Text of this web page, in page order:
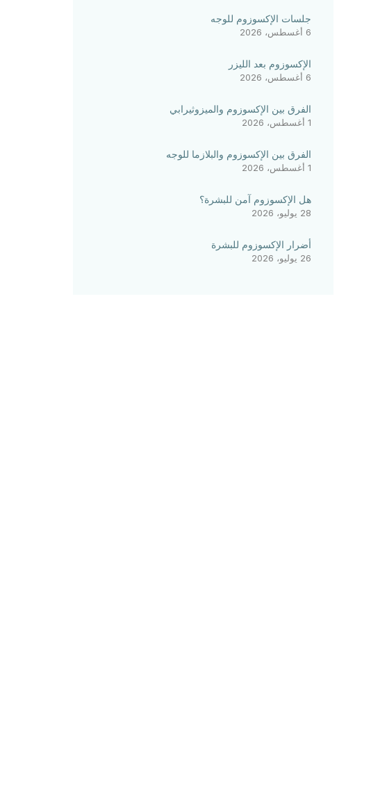
جلسات الإكسوزوم للوجه
6 أغسطس، 2026
الإكسوزوم بعد الليزر
6 أغسطس، 2026
الفرق بين الإكسوزوم والميزوثيرابي
1 أغسطس، 2026
الفرق بين الإكسوزوم والبلازما للوجه
1 أغسطس، 2026
هل الإكسوزوم آمن للبشرة؟
28 يوليو، 2026
أضرار الإكسوزوم للبشرة
26 يوليو، 2026